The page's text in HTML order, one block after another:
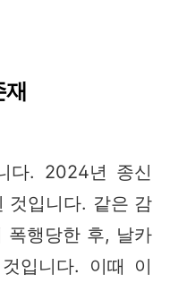
재
다. 2024년 종신
것입니다. 같은 감
폭행당한 후, 날카
입니다. 이때 이